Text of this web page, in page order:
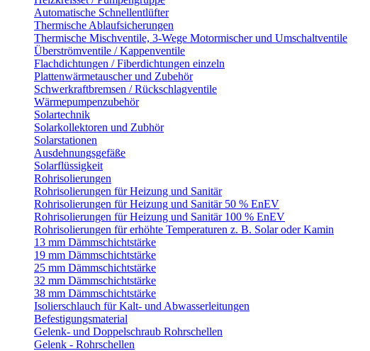
Automatische Schnellentlüfter
Thermische Ablaufsicherungen
Thermische Mischventile, 3-Wege Motormischer und Umschaltventile
Überströmventile / Kappenventile
Flachdichtungen / Fiberdichtungen einzeln
Plattenwärmetauscher und Zubehör
Schwerkraftbremsen / Rückschlagventile
Wärmepumpenzubehör
Solartechnik
Solarkollektoren und Zubhör
Solarstationen
Ausdehnungsgefäße
Solarflüssigkeit
Rohrisolierungen
Rohrisolierungen für Heizung und Sanitär
Rohrisolierungen für Heizung und Sanitär 50 % EnEV
Rohrisolierungen für Heizung und Sanitär 100 % EnEV
Rohrisolierungen für erhöhte Temperaturen z. B. Solar oder Kamin
13 mm Dämmschichtstärke
19 mm Dämmschichtstärke
25 mm Dämmschichtstärke
32 mm Dämmschichtstärke
38 mm Dämmschichtstärke
Isolierschlauch für Kalt- und Abwasserleitungen
Befestigungsmaterial
Gelenk- und Doppelschraub Rohrschellen
Gelenk - Rohrschellen